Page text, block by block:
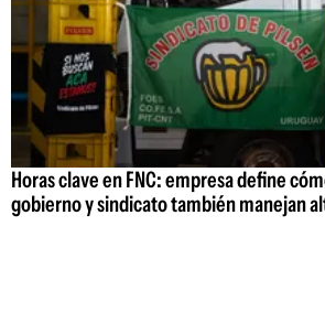
Horas clave en FNC: empresa define
gobierno y sindicato también manejan